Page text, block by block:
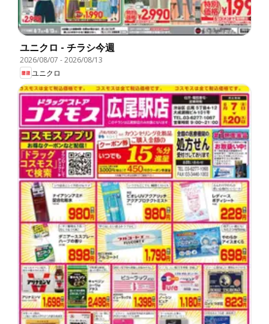
ユニクロ - チラシ今週
2026/08/07 -2026/08/13
ユニクロ